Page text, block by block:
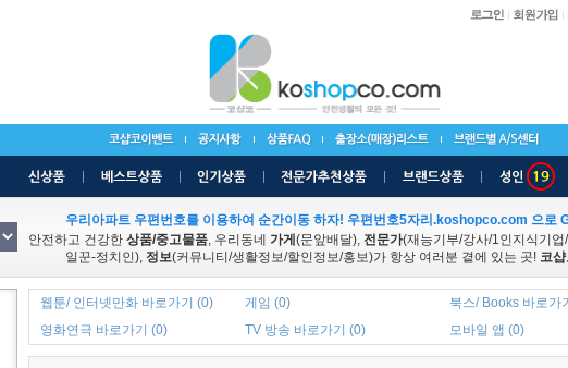
우리아파트 우편번호를 이용하여 순간이동 하자! 우편번호5자리.koshopco.com 으로
안전하고 건강한 상품/중고물품, 우리동네 가게 (문앞배달), 전문가(재능기부/강사/1인지식기업
일꾼-정치인), 정보(커뮤니티/생활정보/할인정보/홍보)가 항상 여러분 곁에 있는 곳! 코
웹툰/ 인터넷만화 바로가기 (0) 게임 (0)
북스/ Books 바로가
영화연극 바로가기 (0)
TV 방송 바로가기 (0) 모바일 앱 (0)